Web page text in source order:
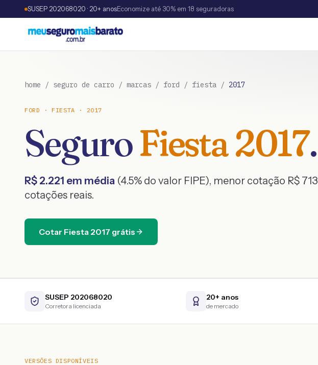
SUSEP 202068020 · 20+ anosEconomize até 30% em 18 seguradoras
home / seguro de carro / marcas / ford / fiesta / 2017
FORD ·FIESTA · 2017
SeguroFiesta2017.
R$ 2.221 em média (4.5% do valor FIPE), menor cotação R$ 713
cotações reais.
Cotar Fiesta 2017 grátis
SUSEP 202068020
Corretora licenciada
20+ anos
de mercado
VERSÕES DISPONÍVEIS